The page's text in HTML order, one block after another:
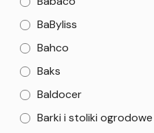
BaByliss
Bahco
Baks
Baldocer
Barki i stoliki ogrodowe